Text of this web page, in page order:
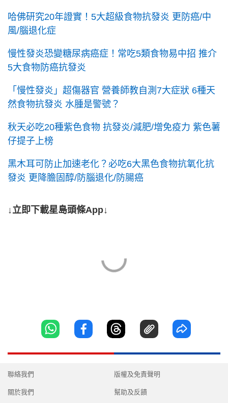
哈佛研究20年證實！5大超級食物抗發炎 更防癌/中
風/腦退化症
慢性發炎恐變糖尿病癌症！常吃5類食物易中招 推介
5大食物防癌抗發炎
「慢性發炎」超傷器官 營養師教自測7大症狀 6種天
然食物抗發炎 水腫是警號？
秋天必吃20種紫色食物 抗發炎/減肥/增免疫力 紫色薯
仔提子上榜
黑木耳可防止加速老化？必吃6大黑色食物抗氧化抗
發炎 更降膽固醇/防腦退化/防腸癌
↓立即下載星島頭條App↓
聯絡我們
關於我們
版權及免責聲明
幫助及反饋